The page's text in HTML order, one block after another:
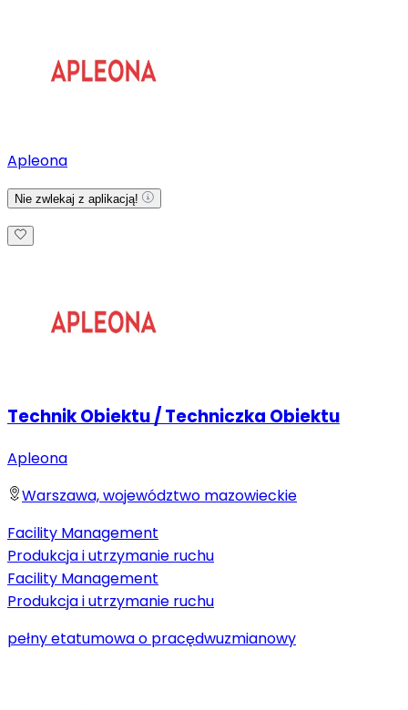
Apleona
Nie zwlekaj z aplikacją!
Technik Obiektu / Techniczka Obiektu
Apleona
Warszawa, województwo mazowieckie
Facility Management
Produkcja i utrzymanie ruchu
Facility Management
Produkcja i utrzymanie ruchu
pełny etatumowa o pracędwuzmianowy